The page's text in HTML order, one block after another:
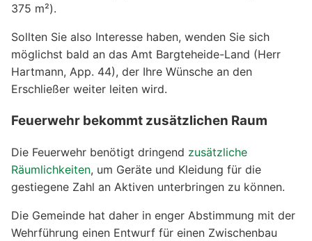
375 m²).
Sollten Sie also Interesse haben, wenden Sie sich
möglichst bald an das Amt Bargteheide-Land (Herr
Hartmann, App. 44), der Ihre Wünsche an den
Erschließer weiter leiten wird.
Feuerwehr bekommt zusätzlichen Raum
Die Feuerwehr benötigt dringend zusätzliche
Räumlichkeiten, um Geräte und Kleidung für die
gestiegene Zahl an Aktiven unterbringen zu können.
Die Gemeinde hat daher in enger Abstimmung mit der
Wehrführung einen Entwurf für einen Zwischenbau